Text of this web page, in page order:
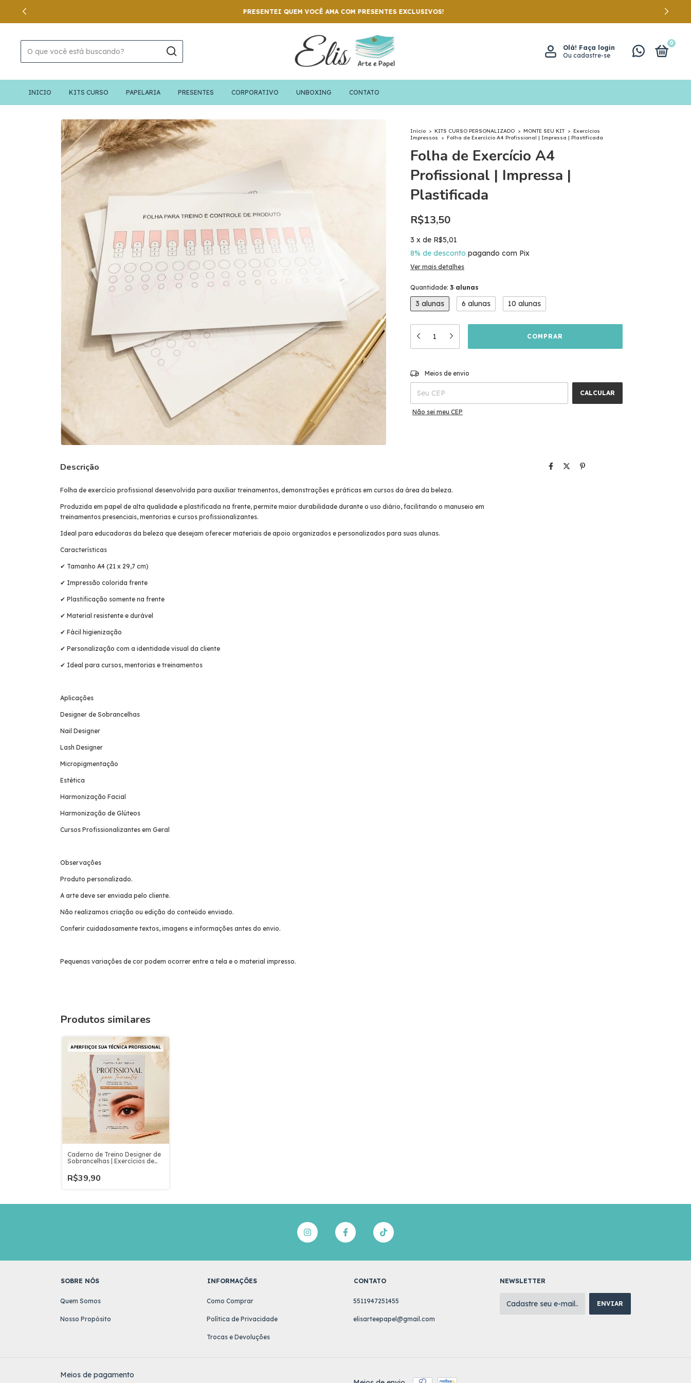
PRESENTEI QUEM VOCÊ AMA COM PRESENTES EXCLUSIVOS!
Olá! Faça login
Ou cadastre-se
0
INICIO KITS CURSO PAPELARIA PRESENTES CORPORATIVO UNBOXING CONTATO
Início > KITS CURSO PERSONALIZADO > MONTE SEU KIT > Exercícios
Impressos
> Folha de Exercício A4 Profissional | Impressa | Plastificada
Folha de Exercício A4
Profissional | Impressa |
Plastificada
R$13,50
3 x de R$5,01
8% de desconto pagando com Pix
Ver mais detalhes
Quantidade: 3 alunas
3 alunas 6 alunas 10 alunas
Entregas para o CEP:
Meios de envio
CALCULAR
Não sei meu CEP
Descrição
Folha de exercício profissional desenvolvida para auxiliar treinamentos, demonstrações e práticas em cursos da área da beleza.
Produzida em papel de alta qualidade e plastificada na frente, permite maior durabilidade durante o uso diário, facilitando o manuseio em
treinamentos presenciais, mentorias e cursos profissionalizantes.
Ideal para educadoras da beleza que desejam oferecer materiais de apoio organizados e personalizados para suas alunas.
Características
✔ Tamanho A4 (21 x 29,7 cm)
✔ Impressão colorida frente
✔ Plastificação somente na frente
✔ Material resistente e durável
✔ Fácil higienização
✔ Personalização com a identidade visual da cliente
✔ Ideal para cursos, mentorias e treinamentos
Aplicações
Designer de Sobrancelhas
Nail Designer
Lash Designer
Micropigmentação
Estética
Harmonização Facial
Harmonização de Glúteos
Cursos Profissionalizantes em Geral
Observações
Produto personalizado.
A arte deve ser enviada pelo cliente.
Não realizamos criação ou edição do conteúdo enviado.
Conferir cuidadosamente textos, imagens e informações antes do envio.
Pequenas variações de cor podem ocorrer entre a tela e o material impresso.
Produtos similares
Caderno de Treino Designer de
Sobrancelhas | Exercícios de
Profissional
R$39,90
SOBRE NÓS
Quem Somos
Nosso Propósito
INFORMAÇÕES
Como Comprar
Política de Privacidade
Trocas e Devoluções
CONTATO
5511947251455
elisarteepapel@gmail.com
NEWSLETTER
Meios de pagamento